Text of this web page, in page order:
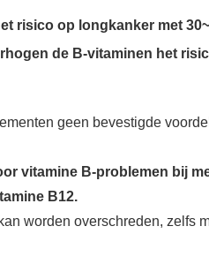
risico op longkanker met
de B-vitaminen het
geen bevestigde
vitamine B-problemen bij
B12.
worden overschreden, zelfs